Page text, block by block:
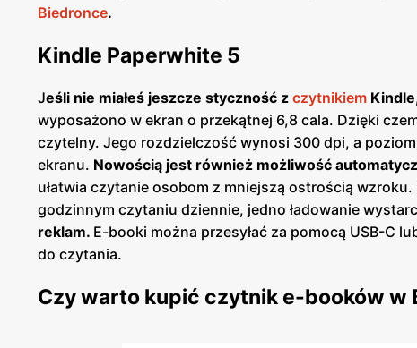
Biedronce.
Kindle Paperwhite 5
Jeśli nie miałeś jeszcze styczność z czytnikiem
wyposażono w ekran o przekątnej 6,8 cala. Dzięki
czytelny. Jego rozdzielczość wynosi 300 dpi, a
ekranu. Nowością jest również możliwość
ułatwia czytanie osobom z mniejszą ostrością wzroku.
godzinnym czytaniu dziennie, jedno ładowanie
reklam. E-booki można przesyłać za pomocą USB-C
do czytania.
Czy warto kupić czytnik e-booków w